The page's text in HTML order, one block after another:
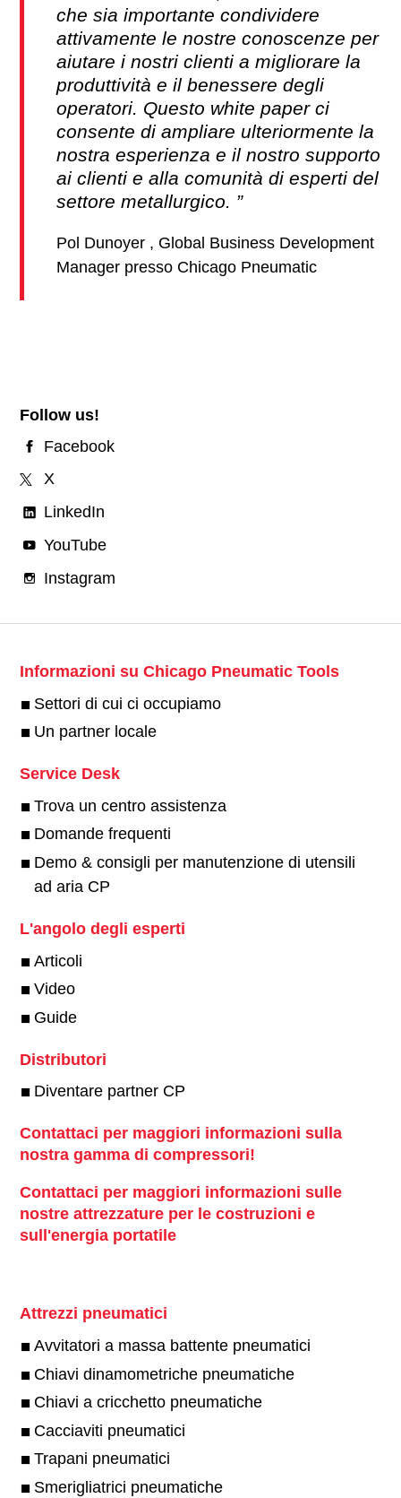
che sia importante condividere
attivamente le nostre conoscenze per
aiutare i nostri clienti a migliorare la
produttività e il benessere degli
operatori. Questo white paper ci
consente di ampliare ulteriormente la
nostra esperienza e il nostro supporto
ai clienti e alla comunità di esperti del
settore metallurgico.
Pol Dunoyer , Global Business Development
Manager presso Chicago Pneumatic
Follow us!
Facebook
X
LinkedIn
YouTube
Instagram
Informazioni su Chicago Pneumatic Tools
Settori di cui ci occupiamo
Un partner locale
Service Desk
Trova un centro assistenza
Domande frequenti
Demo & consigli per manutenzione di utensili
ad aria CP
L'angolo degli esperti
Articoli
Video
Guide
Distributori
Diventare partner CP
Contattaci per maggiori informazioni sulla
nostra gamma di compressori!
Contattaci per maggiori informazioni sulle
nostre attrezzature per le costruzioni e
sull'energia portatile
Attrezzi pneumatici
Avvitatori a massa battente pneumatici
Chiavi dinamometriche pneumatiche
Chiavi a cricchetto pneumatiche
Cacciaviti pneumatici
Trapani pneumatici
Smerigliatrici pneumatiche